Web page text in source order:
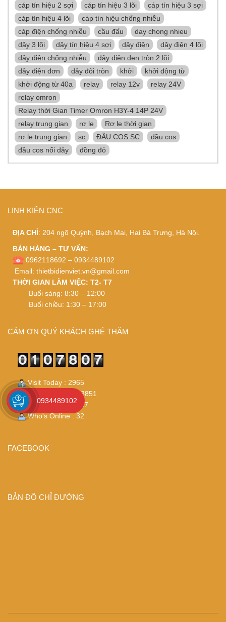
cáp tín hiệu 2 sợi
cáp tín hiệu 3 lõi
cáp tín hiệu 3 sợi
cáp tín hiệu 4 lõi
cáp tín hiệu chống nhiễu
cáp điện chống nhiễu
cầu đấu
day chong nhieu
dây 3 lõi
dây tín hiệu 4 sợi dây điện
dây điện 4 lõi
dây điện chống nhiễu
dây điện đen tròn 2 lõi
dây điện đơn
dây đôi tròn khởi
khởi động từ
khởi động từ 40a
relay relay 12v
relay 24V
relay omron
Relay thời Gian Timer Omron H3Y-4 14P 24V
relay trung gian
rơ le
Rơ le thời gian
rơ le trung gian
sc ĐẦU COS SC
đầu cos
đầu cos nối dây
đồng đỏ
LINH KIỆN CNC
ĐỊA CHỈ: 204 ngõ Quỳnh, Bạch Mai, Hai Bà Trưng, Hà Nội.
BÁN HÀNG – TƯ VẤN:
0962118692 – 0934489102
Email: thietbidienviet.vn@gmail.com
THỜI GIAN LÀM VIỆC: T2- T7
Buổi sáng: 8:30 – 12:00
Buổi chiều: 1:30 – 17:00
CÁM ƠN QUÝ KHÁCH GHÉ THĂM
Visit Today : 2965
Visit Yesterday : 3851
Total Visit : 107807
Who's Online : 32
FACEBOOK
BẢN ĐỒ CHỈ ĐƯỜNG
0934489102